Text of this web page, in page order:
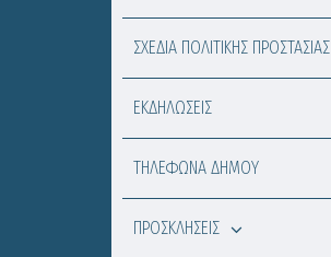
ΣΧΕΔΙΑ ΠΟΛΙΤΙΚΗΣ ΠΡΟΣΤΑΣΙΑΣ
ΕΚΔΗΛΩΣΕΙΣ
ΤΗΛΕΦΩΝΑ ΔΗΜΟΥ
ΠΡΟΣΚΛΗΣΕΙΣ